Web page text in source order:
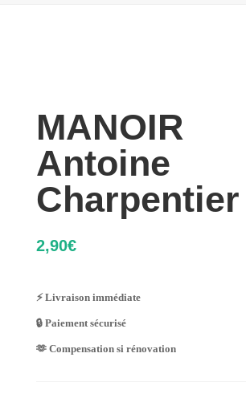
MANOIR
Antoine
Charpentier
2,90€
⚡ Livraison immédiate
🔒 Paiement sécurisé
🫶 Compensation si rénovation